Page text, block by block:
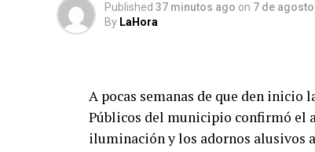
Published 37 minutos ago on 7 de
By LaHora
A pocas semanas de que den inicio
Públicos del municipio confirmó el
iluminación y los adornos alusivos